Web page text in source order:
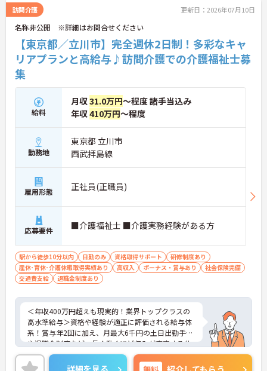
合えます。
＜頑張りがしっかり給与に反映される仕組み＞「社
員を大事にする」をモットーに、業界トップクラス
の給与水準を目指しています。賞与は年2回あり、資
格手当や土日出勤手当も充実。キャリアパスも明確
で、管理者へのステップアップなど、頑張りに応じ
訪問介護 更新日：2026年07月10日
名称非公開 ※詳細はお問合せください
【東京都／立川市】完全週休2日制！多彩なキャ
リアプランと高給与♪訪問介護での介護福祉士募
集
給料
月収31.0万円～程度 諸手当込み
年収410万円～程度
勤務地
東京都 立川市
西武拝島線
雇用形態 正社員(正職員)
応募要件 ■介護福祉士 ■介護実務経験がある方
駅から徒歩10分以内 日勤のみ 資格取得サポート
研修制度あり
産休･育休･介護休暇取得実績あり
高収入 ボーナス・賞与あり
社会保険完備
交通費支給
退職金制度あり
＜年収400万円超えも現実的！業界トップクラスの
高水準給与＞資格や経験が適正に評価される給与体
系！賞与年2回に加え、月最大6千円の土日出勤手当
や退職金制度など、長く働くほど収入が安定する仕
組みが整っています
＜スマホ1台で完結！ICT活用で記録業務の負担を大
詳細を見る